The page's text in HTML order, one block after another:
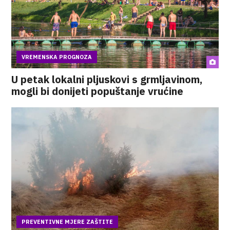
VREMENSKA PROGNOZA
U petak lokalni pljuskovi s grmljavinom,
mogli bi donijeti popuštanje vrućine
PREVENTIVNE MJERE ZAŠTITE